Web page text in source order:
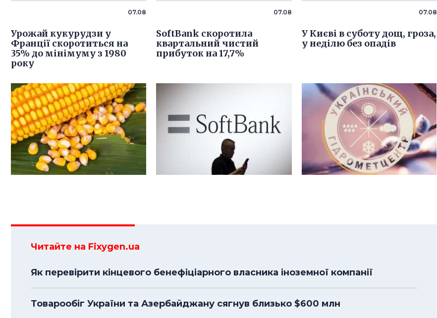
07.08
Урожай кукурудзи у
Франції скоротиться на
35% до мінімуму з 1980
року
07.08
SoftBank скоротила
квартальний чистий
прибуток на 17,7%
07.08
У Києві в суботу дощ, гроза,
у неділю без опадів
Читайте на Fixygen.ua
Як перевірити кінцевого бенефіціарного власника іноземної компанії
Товарообіг України та Азербайджану сягнув близько $600 млн